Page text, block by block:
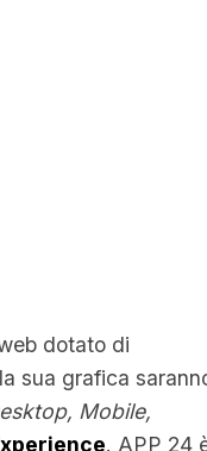
dotato di
sua grafica
Mobile,
. APP 24